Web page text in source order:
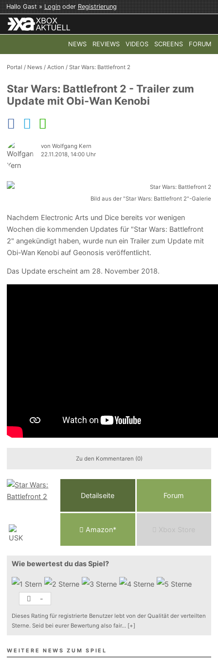
Hallo Gast »LoginoderRegistrierung
NEWS REVIEWS VIDEOS SCREENS FORUM
COD: MODERN WARFARE 4 HALO:
Portal / News /Action /Star Wars: Battlefront 2
Star Wars: Battlefront 2 - Trailer zum
Update mit Obi-Wan Kenobi
von Wolfgang Kern
22.11.2018, 14:00 Uhr
Bild aus der "Star Wars: Battlefront 2"-Galerie
Nachdem Electronic Arts und Dice bereits vor wenigen
Wochen die kommenden Updates für "Star Wars: Battlefront
2" angekündigt haben, wurde nun ein Trailer zum Update mit
Obi-Wan Kenobi auf Geonosis veröffentlicht.
Das Update erscheint am 28. November 2018.
Zu den Kommentaren (0)
Detailseite Forum
Amazon* Xbox Store
Wie bewertest du das Spiel?
-
Dieses Rating für registrierte Benutzer lebt von der Qualität der verteilten
Sterne. Seid bei eurer Bewertung also fair... [+]
WEITERE NEWS ZUM SPIEL